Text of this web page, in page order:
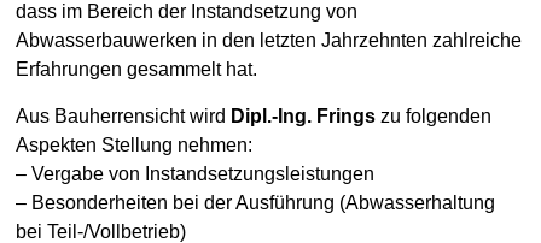
dass im Bereich der Instandsetzung von
Abwasserbauwerken in den letzten Jahrzehnten zahlreiche
Erfahrungen gesammelt hat.
Aus Bauherrensicht wird Dipl.-Ing. Frings zu folgenden
Aspekten Stellung nehmen:
– Vergabe von Instandsetzungsleistungen
– Besonderheiten bei der Ausführung (Abwasserhaltung
bei Teil-/Vollbetrieb)